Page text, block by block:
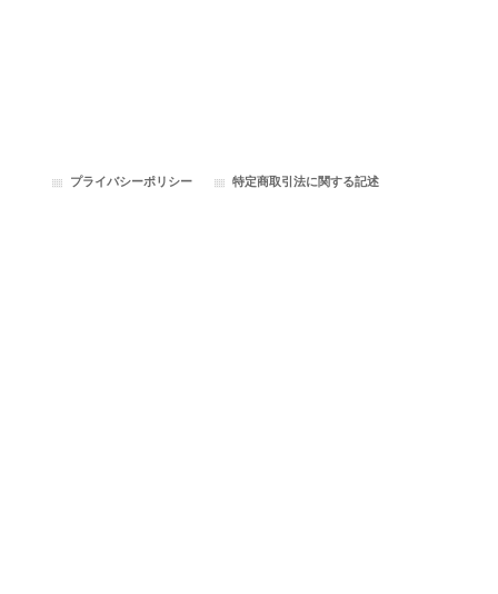
プライバシーポリシー 特定商取引法に関する記述